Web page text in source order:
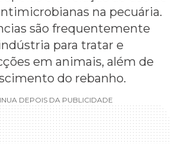
na pecuária.
são frequentemente
para tratar e
em animais, além de
do rebanho.
DEPOIS DA PUBLICIDADE